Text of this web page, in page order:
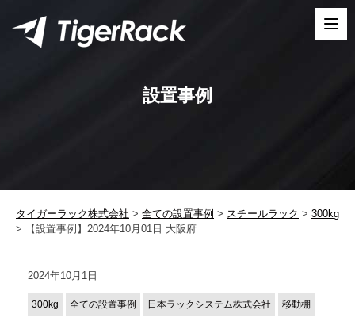
content
設置事例
タイガーラック株式会社 > 全ての設置事例 > スチールラック > 300kg
>
【設置事例】2024年10月01日 大阪府
2024年10月1日
300kg 全ての設置事例 日本ラックシステム株式会社 移動棚